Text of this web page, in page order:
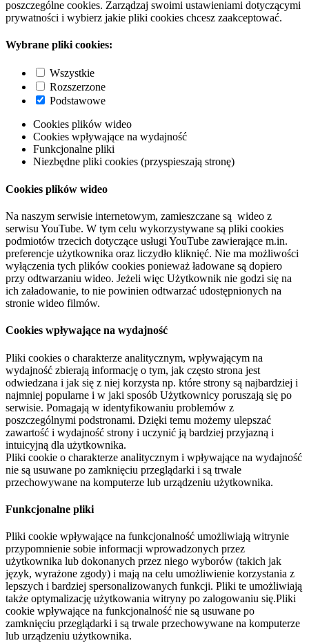
poszczególne cookies. Zarządzaj swoimi ustawieniami dotyczącymi
prywatności i wybierz jakie pliki cookies chcesz zaakceptować.
Wybrane pliki cookies:
Wszystkie
Rozszerzone
Podstawowe
Cookies plików wideo
Cookies wpływające na wydajność
Funkcjonalne pliki
Niezbędne pliki cookies (przyspieszają stronę)
Cookies plików wideo
Na naszym serwisie internetowym, zamieszczane są wideo z
serwisu YouTube. W tym celu wykorzystywane są pliki cookies
podmiotów trzecich dotyczące usługi YouTube zawierające m.in.
preferencje użytkownika oraz liczydło kliknięć. Nie ma możliwości
wyłączenia tych plików cookies ponieważ ładowane są dopiero
przy odtwarzaniu wideo. Jeżeli więc Użytkownik nie godzi się na
ich załadowanie, to nie powinien odtwarzać udostępnionych na
stronie wideo filmów.
Cookies wpływające na wydajność
Pliki cookies o charakterze analitycznym, wpływającym na
wydajność zbierają informację o tym, jak często strona jest
odwiedzana i jak się z niej korzysta np. które strony są najbardziej i
najmniej popularne i w jaki sposób Użytkownicy poruszają się po
serwisie. Pomagają w identyfikowaniu problemów z
poszczególnymi podstronami. Dzięki temu możemy ulepszać
zawartość i wydajność strony i uczynić ją bardziej przyjazną i
intuicyjną dla użytkownika.
Pliki cookie o charakterze analitycznym i wpływające na wydajność
nie są usuwane po zamknięciu przeglądarki i są trwale
przechowywane na komputerze lub urządzeniu użytkownika.
Funkcjonalne pliki
Pliki cookie wpływające na funkcjonalność umożliwiają witrynie
przypomnienie sobie informacji wprowadzonych przez
użytkownika lub dokonanych przez niego wyborów (takich jak
język, wyrażone zgody) i mają na celu umożliwienie korzystania z
lepszych i bardziej spersonalizowanych funkcji. Pliki te umożliwiają
także optymalizację użytkowania witryny po zalogowaniu się.Pliki
cookie wpływające na funkcjonalność nie są usuwane po
zamknięciu przeglądarki i są trwale przechowywane na komputerze
lub urządzeniu użytkownika.